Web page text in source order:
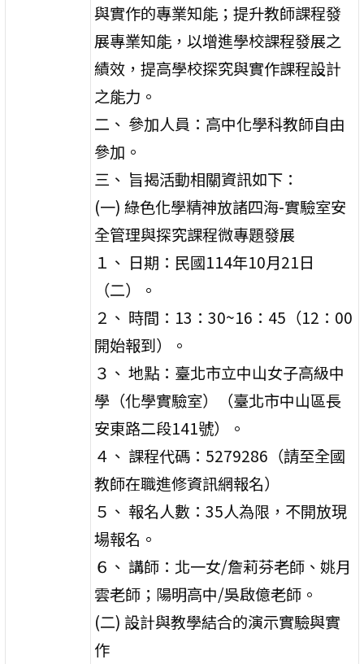
與實作的專業知能；提升教師課程發
展專業知能，以增進學校課程發展之
績效，提高學校探究與實作課程設計
之能力。
二、 參加人員：高中化學科教師自由
參加。
三、 旨揭活動相關資訊如下：
(一) 綠色化學精神放諸四海-實驗室安
全管理與探究課程微專題發展
１、 日期：民國114年10月21日
（二）。
２、 時間：13：30~16：45（12：00
開始報到）。
３、 地點：臺北市立中山女子高級中
學（化學實驗室）（臺北市中山區長
安東路二段141號）。
４、 課程代碼：5279286（請至全國
教師在職進修資訊網報名）
５、 報名人數：35人為限，不開放現
場報名。
６、 講師：北一女/詹莉芬老師、姚月
雲老師；陽明高中/吳啟億老師。
(二) 設計與教學結合的演示實驗與實
作